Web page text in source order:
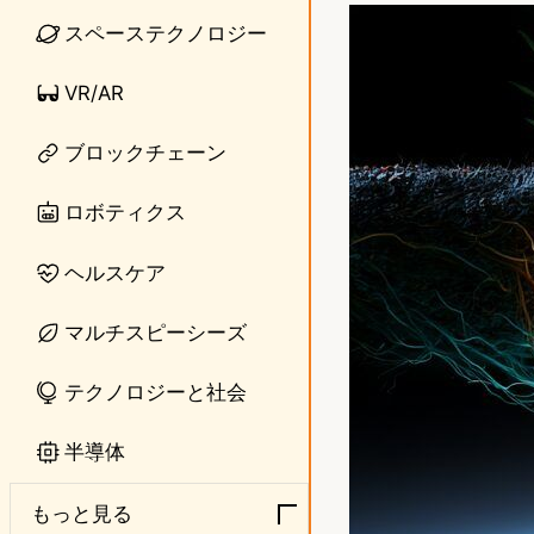
スペーステクノロジー
VR/AR
ブロックチェーン
ロボティクス
ヘルスケア
マルチスピーシーズ
テクノロジーと社会
半導体
もっと見る
d
o